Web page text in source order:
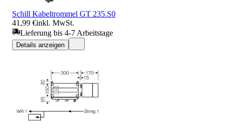
Schill Kabeltrommel GT 235.S0
41,99 €inkl. MwSt.
Lieferung bis 4-7 Arbeitstage
Details anzeigen